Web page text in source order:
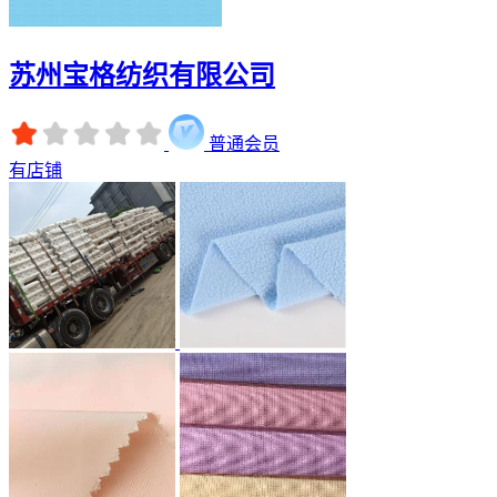
苏州宝格纺织有限公司
普通会员
有店铺